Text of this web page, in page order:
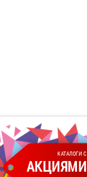
КАТАЛОГИ С
АКЦИЯМИ